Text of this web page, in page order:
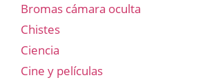
Bromas cámara oculta
Chistes
Ciencia
Cine y películas